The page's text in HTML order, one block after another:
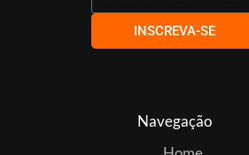
INSCREVA-SE
Navegação